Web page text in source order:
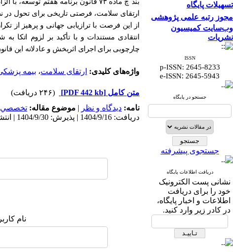
تسهیلات پایگاه
مجوز رتبه علمی پژوهشی
وب‌سایت کمیسیون
نشریات
ISSN
p-ISSN: 2645-8233
e-ISSN: 2645-5943
جستجو در پایگاه
جستجوی پیشرفته
دریافت اطلاعات پایگاه
نشانی پست الکترونیک
خود را برای دریافت
اطلاعات و اخبار پایگاه،
در کادر زیر وارد کنید.
ارتقای سلامت، فرصتی تاریخی برای تحول در
از این فرصت با ترازیابی جهانی و پرهیز از
انتقادی مستندات و با تأکید بر لزوم اتکا
چارچوبی برای اجرای اثربخش و عادلانه این
واژه‌های کلیدی: ارتقای سلامت، بیمه
متن کامل [PDF 442 kb]
(۲۴۶ دریافت)
نامه: ديدگاه و نظر | موضوع مقاله: تخصصي
دریافت: 1404/9/16 | پذیرش: 1404/9/30 | انتشار الکترونیک پیش از انتشار نهایی: 1404/10/6 | انتشار: 1404/12/27
نام